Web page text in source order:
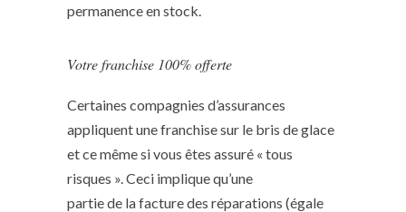
permanence en stock.
Votre franchise 100% offerte
Certaines compagnies d’assurances
appliquent une franchise sur le bris de glace
et ce même si vous êtes assuré « tous
risques ». Ceci implique qu’une
partie de la facture des réparations (égale